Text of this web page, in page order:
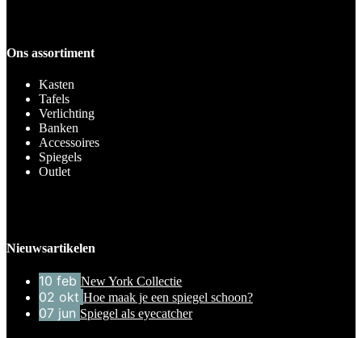
Ons assortiment
Kasten
Tafels
Verlichting
Banken
Accessoires
Spiegels
Outlet
Nieuwsartikelen
10 feb New York Collectie
02 okt Hoe maak je een spiegel schoon?
07 jun Spiegel als eyecatcher